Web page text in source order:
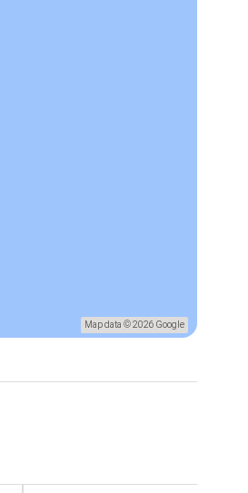
Map data © 2026 Google